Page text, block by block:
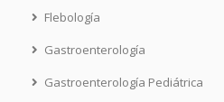
Flebología
Gastroenterología
Gastroenterología Pediátrica